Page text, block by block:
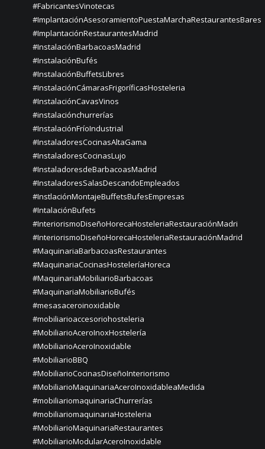
#FabricantesVinotecas
#ImplantaciónAsesoramientoPuestaMarchaRestaurantesBares
#ImplantaciónRestaurantesMadrid
#InstalaciónBarbacoasMadrid
#InstalaciónBufés
#InstalaciónBuffetsLibres
#InstalaciónCámarasFrigoríficasHosteleria
#InstalaciónCavasVinos
#instalaciónchurrerías
#InstalaciónFríoIndustrial
#InstaladoresCocinasAltaGama
#InstaladoresCocinasLujo
#InstaladoresdeBarbacoasMadrid
#InstaladoresSalasDescandoEmpleados
#InstlaciónMontajeBuffetsBufesEmpresas
#IntalaciónBufets
#InteriorismoDiseñoHorecaHosteleriaRestauraciónMadri
#InteriorismoDiseñoHorecaHosteleriaRestauraciónMadrid
#MaquinariaBarbacoasRestaurantes
#MaquinariaCocinasHosteleríaHoreca
#MaquinariaMobiliarioBarbacoas
#MaquinariaMobiliarioBufés
#mesasaceroinoxidable
#mobiliarioaccesoriohosteleria
#MobiliarioAceroInoxHostelería
#MobiliarioAceroInoxidable
#MobiliarioBBQ
#MobiliarioCocinasDiseñoInteriorismo
#MobiliarioMaquinariaAceroInoxidableaMedida
#mobiliariomaquinariaChurrerías
#mobiliariomaquinariaHosteleria
#MobiliarioMaquinariaRestaurantes
#MobiliarioModularAceroInoxidable